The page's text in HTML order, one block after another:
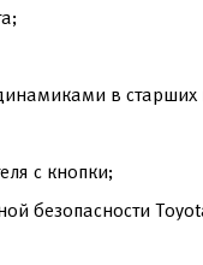
в старших
с кнопки;
безопасности